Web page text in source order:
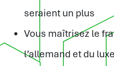
seraient un plus
Vous maîtrisez le
l’allemand et du